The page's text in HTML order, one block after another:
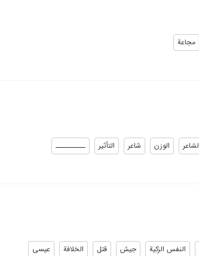
مجاعة
الوزن شاعر التأثیر ــــــــــ
النفس الزکیة جیش قتل الخلافة عیسی